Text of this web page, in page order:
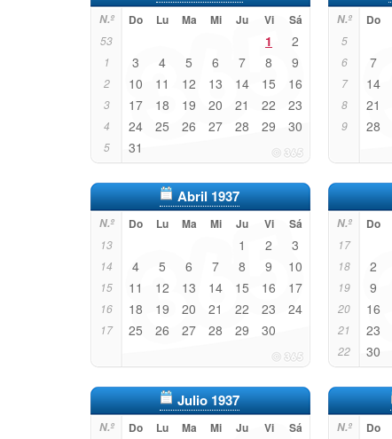
N.º Do Lu Ma Mi Ju Vi Sá
53 1 2
1 3 4 5 6 7 8 9
2 10 11 12 13 14 15 16
3 17 18 19 20 21 22 23
4 24 25 26 27 28 29 30
5 31
N.º Do
5
6 7
7 14
8 21
9 28
Abril 1937
N.º Do Lu Ma Mi Ju Vi Sá
13 1 2 3
14 4 5 6 7 8 9 10
15 11 12 13 14 15 16 17
16 18 19 20 21 22 23 24
17 25 26 27 28 29 30
N.º Do
17
18 2
19 9
20 16
21 23
22 30
Julio 1937
N.º Do Lu Ma Mi Ju Vi Sá N.º Do